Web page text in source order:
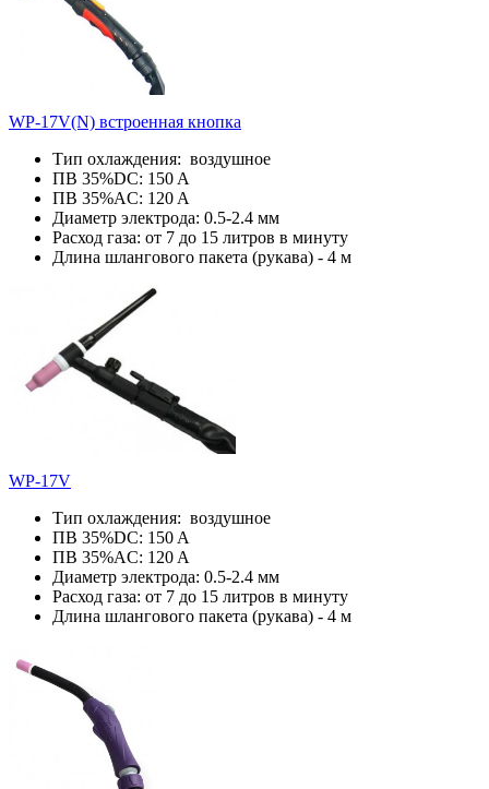
WP-17V(N) встроенная кнопка
Тип охлаждения: воздушное
ПВ 35%DC: 150 A
ПВ 35%AC: 120 A
Диаметр электрода: 0.5-2.4 мм
Расход газа: от 7 до 15 литров в минуту
Длина шлангового пакета (рукава) - 4 м
WP-17V
Тип охлаждения: воздушное
ПВ 35%DC: 150 A
ПВ 35%AC: 120 A
Диаметр электрода: 0.5-2.4 мм
Расход газа: от 7 до 15 литров в минуту
Длина шлангового пакета (рукава) - 4 м